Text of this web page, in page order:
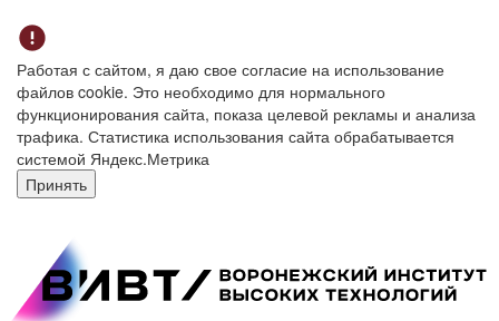
Работая с сайтом, я даю свое согласие на использование
файлов cookie. Это необходимо для нормального
функционирования сайта, показа целевой рекламы и анализа
трафика. Статистика использования сайта обрабатывается
системой Яндекс.Метрика
Принять